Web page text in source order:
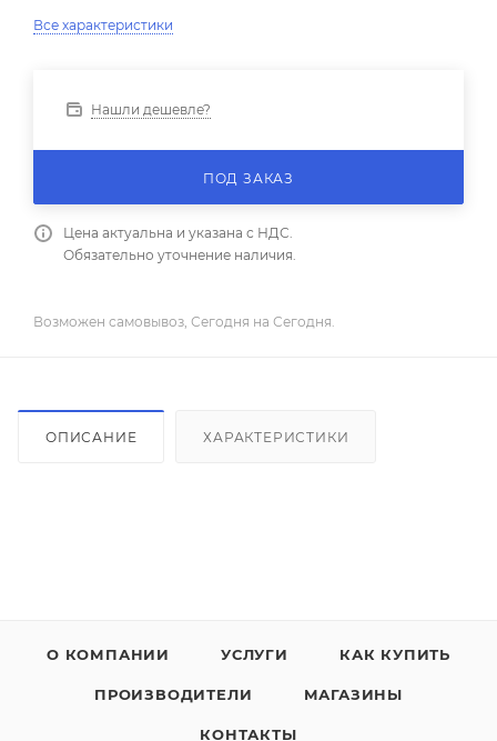
Все характеристики
Нашли дешевле?
ПОД ЗАКАЗ
Цена актуальна и указана с НДС.
Обязательно уточнение наличия.
Возможен самовывоз, Сегодня на Сегодня.
ОПИСАНИЕ ХАРАКТЕРИСТИКИ
О КОМПАНИИ УСЛУГИ КАК КУПИТЬ
ПРОИЗВОДИТЕЛИ МАГАЗИНЫ
КОНТАКТЫ